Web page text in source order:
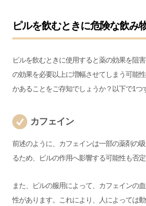
ピルを飲むときに危険な飲み
ピルを飲むときに使用すると薬の効果を阻
の効果を必要以上に増幅させてしまう可能
かあることをご存知でしょうか？以下で1つ
カフェイン
前述のように、カフェインは一部の薬剤の
るため、ピルの作用へ影響する可能性も否定
また、ピルの服用によって、カフェインの
性があります。これにより、人によっては